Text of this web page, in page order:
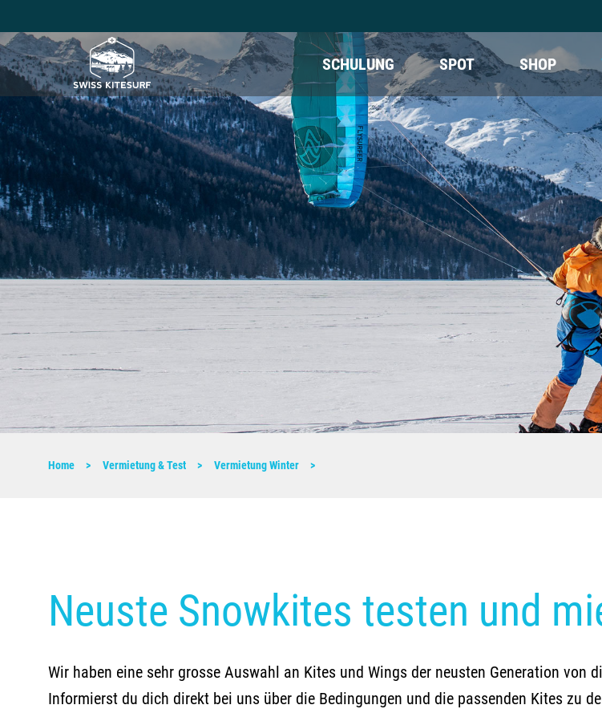
SCHULUNG
Camps
Camps
Kite camp Kenja
SPOT SHOP
Home Vermietung & Test Vermietung Winter
Neuste Snowkites testen und
Wir haben eine sehr grosse Auswahl an Kites und Wings der neusten Generation von
Informierst du dich direkt bei uns über die Bedingungen und die passenden Kites zu